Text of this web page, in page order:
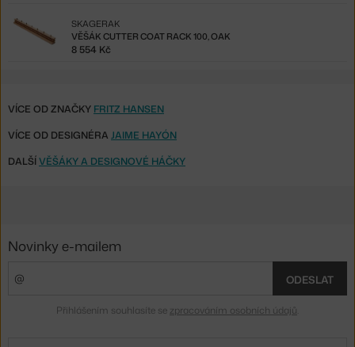
VĚŠÁK CUTTER COAT RACK 100, OAK
SKAGERAK
8 554 Kč
VÍCE OD ZNAČKY FRITZ HANSEN
VÍCE OD DESIGNÉRA JAIME HAYÓN
DALŠÍVĚŠÁKY A DESIGNOVÉ HÁČKY
Novinky e-mailem
ODESLAT
Přihlášením souhlasíte se zpracováním osobních údajů